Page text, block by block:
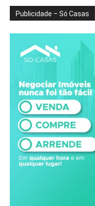
Publicidade – Só Casas